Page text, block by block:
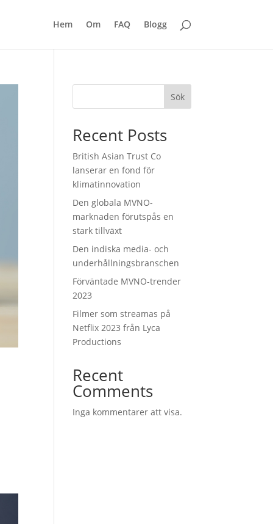
Hem Om FAQ Blogg
Sök
Recent Posts
British Asian Trust Co
lanserar en fond för
klimatinnovation
Den globala MVNO-
marknaden förutspås en
stark tillväxt
Den indiska media- och
underhållningsbranschen
Förväntade MVNO-trender
2023
Filmer som streamas på
Netflix 2023 från Lyca
Productions
Recent
Comments
Inga kommentarer att visa.